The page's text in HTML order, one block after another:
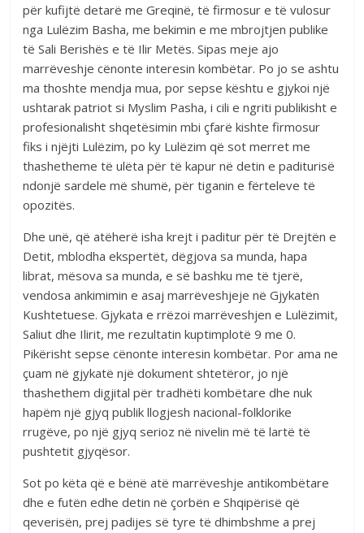
për kufijtë detarë me Greqinë, të firmosur e të vulosur
nga Lulëzim Basha, me bekimin e me mbrojtjen publike
të Sali Berishës e të Ilir Metës. Sipas meje ajo
marrëveshje cënonte interesin kombëtar. Po jo se ashtu
ma thoshte mendja mua, por sepse kështu e gjykoi një
ushtarak patriot si Myslim Pasha, i cili e ngriti publikisht e
profesionalisht shqetësimin mbi çfarë kishte firmosur
fiks i njëjti Lulëzim, po ky Lulëzim që sot merret me
thashetheme të ulëta për të kapur në detin e paditurisë
ndonjë sardele më shumë, për tiganin e fërteleve të
opozitës.
Dhe unë, që atëherë isha krejt i paditur për të Drejtën e
Detit, mblodha ekspertët, dëgjova sa munda, hapa
librat, mësova sa munda, e së bashku me të tjerë,
vendosa ankimimin e asaj marrëveshjeje në Gjykatën
Kushtetuese. Gjykata e rrëzoi marrëveshjen e Lulëzimit,
Saliut dhe Ilirit, me rezultatin kuptimplotë 9 me 0.
Pikërisht sepse cënonte interesin kombëtar. Por ama ne
çuam në gjykatë një dokument shtetëror, jo një
thashethem digjital për tradhëti kombëtare dhe nuk
hapëm një gjyq publik llogjesh nacional-folklorike
rrugëve, po një gjyq serioz në nivelin më të lartë të
pushtetit gjyqësor.
Sot po këta që e bënë atë marrëveshje antikombëtare
dhe e futën edhe detin në çorbën e Shqipërisë që
qeverisën, prej padijes së tyre të dhimbshme a prej